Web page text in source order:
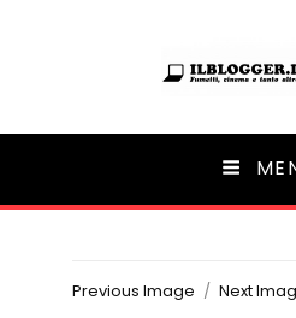
Ilblogger.it
Il portalino di blog |
Previous Image Next